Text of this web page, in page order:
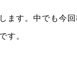
ます。中でも今
す。